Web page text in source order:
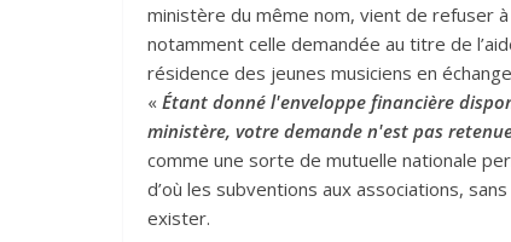
ministère du même nom, vient de refuser
notamment celle demandée au titre de
résidence des jeunes musiciens en
« Étant donné l'enveloppe financière
ministère, votre demande n'est pas
comme une sorte de mutuelle nationale
d’où les subventions aux associations,
exister.